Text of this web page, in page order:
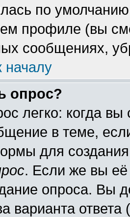
по
профиле (вы
сообщениях,
началу
опрос?
легко: когда
в теме,
для
. Если же вы её
опроса. Вы
варианта ответа